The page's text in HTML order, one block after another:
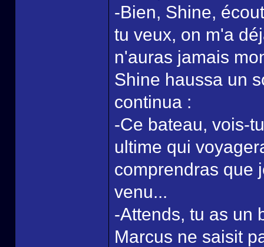
-Bien, Shine,
tu veux, on m'a
n'auras jamais
Shine haussa un
continua :
-Ce bateau, vois-
ultime qui
comprendras que
venu...
-Attends, tu as un
Marcus ne saisit